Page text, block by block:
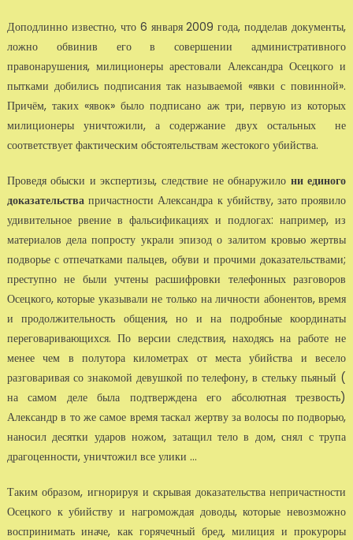
Доподлинно известно, что 6 января 2009 года, подделав документы,
ложно обвинив его в совершении административного
правонарушения, милиционеры арестовали Александра Осецкого и
пытками добились подписания так называемой «явки с повинной».
Причём, таких «явок» было подписано аж три, первую из которых
милиционеры уничтожили, а содержание двух остальных не
соответствует фактическим обстоятельствам жестокого убийства.
Проведя обыски и экспертизы, следствие не обнаружило ни единого
доказательствапричастности Александра к убийству, зато проявило
удивительное рвение в фальсификациях и подлогах: например, из
материалов дела попросту украли эпизод о залитом кровью жертвы
подворье с отпечатками пальцев, обуви и прочими доказательствами;
преступно не были учтены расшифровки телефонных разговоров
Осецкого, которые указывали не только на личности абонентов, время
и продолжительность общения, но и на подробные координаты
переговаривающихся. По версии следствия, находясь на работе не
менее чем в полутора километрах от места убийства и весело
разговаривая со знакомой девушкой по телефону, в стельку пьяный (
на самом деле была подтверждена его абсолютная трезвость)
Александр в то же самое время таскал жертву за волосы по подворью,
наносил десятки ударов ножом, затащил тело в дом, снял с трупа
драгоценности, уничтожил все улики ...
Таким образом, игнорируя и скрывая доказательства непричастности
Осецкого к убийству и нагромождая доводы, которые невозможно
воспринимать иначе, как горячечный бред, милиция и прокуроры